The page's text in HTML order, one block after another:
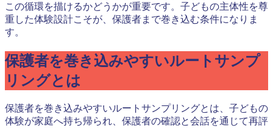
この循環を描けるかどうかが重要です。子どもの主体性を尊
重した体験設計こそが、保護者まで巻き込む条件になりま
す。
保護者を巻き込みやすいルートサンプ
リングとは
保護者を巻き込みやすいルートサンプリングとは、子どもの
体験が家庭へ持ち帰られ、保護者の確認と会話を通じて再評